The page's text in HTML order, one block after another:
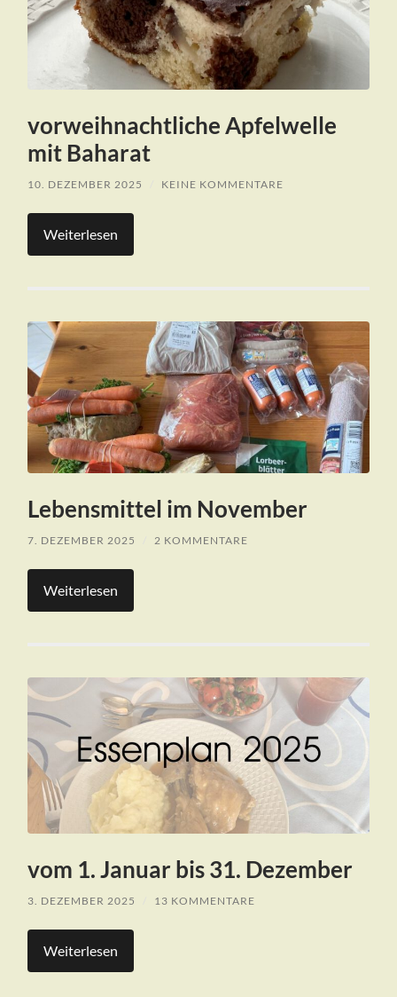
vorweihnachtliche Apfelwelle
mit Baharat
10. DEZEMBER 2025 KEINE KOMMENTARE
Weiterlesen
Lebensmittel im November
7. DEZEMBER 2025 2 KOMMENTARE
Weiterlesen
vom 1. Januar bis 31. Dezember
3. DEZEMBER 2025 13 KOMMENTARE
Weiterlesen